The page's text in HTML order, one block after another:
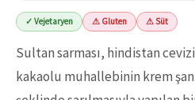
✓ Vejetaryen ⚠ Gluten ⚠ Süt
Sultan sarması, hindistan
kakaolu muhallebinin krem